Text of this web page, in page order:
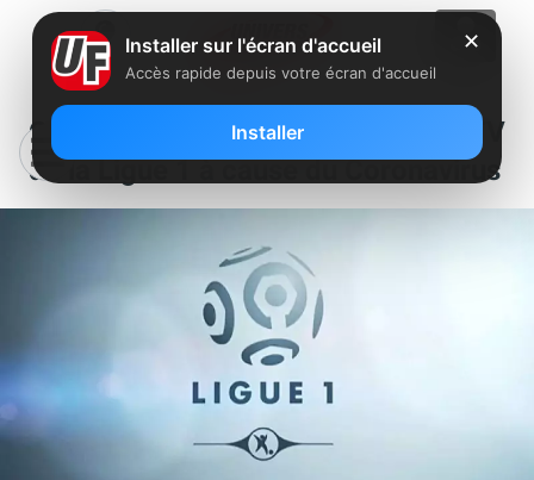
Canal+ arrête de payer les droits TV
de la Ligue 1 à cause du Coronavirus
✕
Installer sur l'écran d'accueil
Accès rapide depuis votre écran d'accueil
Installer